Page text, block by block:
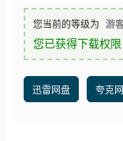
您当前的等级为 游
您已获得下载权限
迅雷网盘 夸克